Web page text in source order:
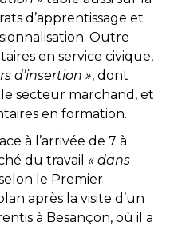
d’apprentissage et
Outre
en service civique,
d’insertion », dont
secteur marchand, et
en formation.
à l’arrivée de 7 à
du travail « dans
le Premier
après la visite d’un
à Besançon, où il a